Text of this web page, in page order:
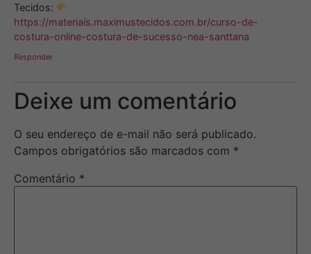
Tecidos:
https://materiais.maximustecidos.com.br/curso-de-
costura-online-costura-de-sucesso-nea-santtana
Responder
Deixe um comentário
O seu endereço de e-mail não será publicado.
Campos obrigatórios são marcados com *
Comentário *